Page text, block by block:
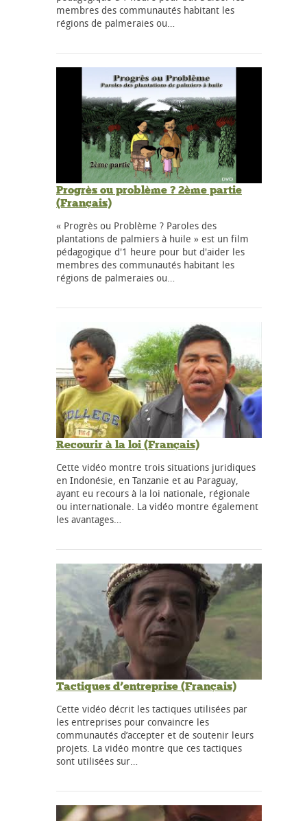
membres des communautés habitant les
régions de palmeraies ou…
Progrès ou problème ? 2ème partie
(Français)
« Progrès ou Problème ? Paroles des
plantations de palmiers à huile » est un film
pédagogique d'1 heure pour but d'aider les
membres des communautés habitant les
régions de palmeraies ou…
Recourir à la loi (Français)
Cette vidéo montre trois situations juridiques
en Indonésie, en Tanzanie et au Paraguay,
ayant eu recours à la loi nationale, régionale
ou internationale. La vidéo montre également
les avantages…
Tactiques d’entreprise (Français)
Cette vidéo décrit les tactiques utilisées par
les entreprises pour convaincre les
communautés d’accepter et de soutenir leurs
projets. La vidéo montre que ces tactiques
sont utilisées sur…